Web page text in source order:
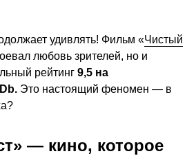
удивлять! Фильм «Чистый
любовь зрителей, но и
рейтинг 9,5 на
Это настоящий феномен — в
— кино, которое